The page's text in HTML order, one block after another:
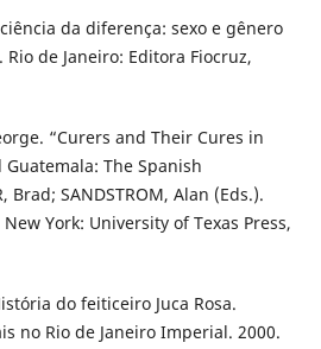
da diferença: sexo e gênero
de Janeiro: Editora Fiocruz,
“Curers and Their Cures in
The Spanish
Brad; SANDSTROM, Alan (Eds.).
York: University of Texas Press,
do feiticeiro Juca Rosa.
no Rio de Janeiro Imperial. 2000.